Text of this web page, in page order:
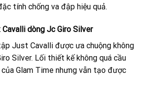
tính chống va đập hiệu quả.
dòng Jc Giro Silver
Just Cavalli được ưa chuộng không
Silver. Lối thiết kế không quá cầu
Glam Time nhưng vẫn tạo được